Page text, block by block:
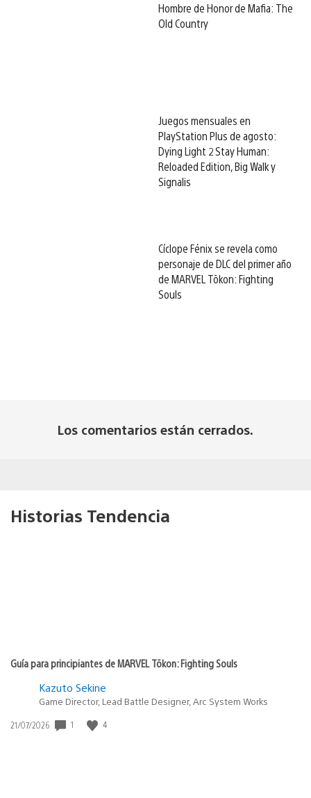
Hombre de Honor de Mafia: The
Old Country
Juegos mensuales en
PlayStation Plus de agosto:
Dying Light 2 Stay Human:
Reloaded Edition, Big Walk y
Signalis
Cíclope Fénix se revela como
personaje de DLC del primer año
de MARVEL Tōkon: Fighting
Souls
Los comentarios están cerrados.
Historias Tendencia
Guía para principiantes de MARVEL Tōkon: Fighting Souls
Kazuto Sekine
Game Director, Lead Battle Designer, Arc System Works
Fecha
21/07/2026 1 4